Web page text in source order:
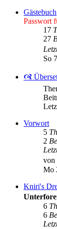
Gästebuch
Passwort
17
27
So
🙧
Vorwort
5
2
von
Mo
Kniri's
6
6